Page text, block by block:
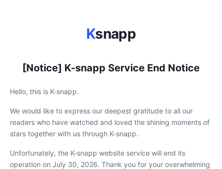
Ksnapp
[Notice] K-snapp Service End Notice
Hello, this is K-snapp.
We would like to express our deepest gratitude to all our
readers who have watched and loved the shining moments of
stars together with us through K-snapp.
Unfortunately, the K-snapp website service will end its
operation on July 30, 2026. Thank you for your overwhelming